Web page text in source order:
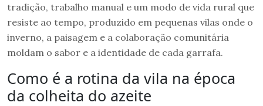
tradição, trabalho manual e um modo de vida rural que
resiste ao tempo, produzido em pequenas vilas onde o
inverno, a paisagem e a colaboração comunitária
moldam o sabor e a identidade de cada garrafa.
Como é a rotina da vila na época
da colheita do azeite